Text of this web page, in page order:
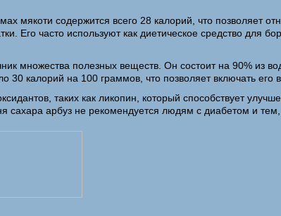
содержится всего 28 калорий, что позволяет
Его часто используют как диетическое средство для
множества полезных веществ. Он состоит на 90% из
калорий на 100 граммов, что позволяет включать его
таких как ликопин, который способствует
сахара арбуз не рекомендуется людям с диабетом и